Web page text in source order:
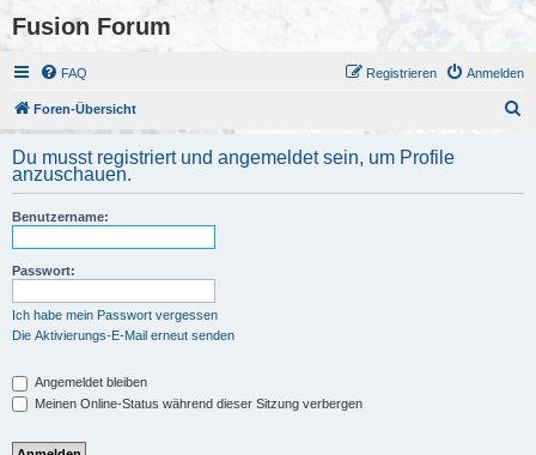
Fusion Forum
FAQ Anmelden
Registrieren
Foren-Übersicht
h
Du musst registriert und angemeldet sein, um Profile
anzuschauen.
Benutzername:
Passwort:
Ich habe mein Passwort vergessen
Die Aktivierungs-E-Mail erneut senden
Angemeldet bleiben
Meinen Online-Status während dieser Sitzung verbergen